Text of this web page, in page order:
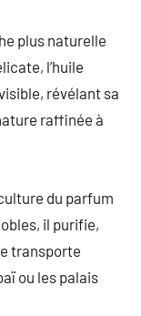
plus naturelle
l’huile
révélant sa
raffinée à
du parfum
il purifie,
transporte
ou les palais